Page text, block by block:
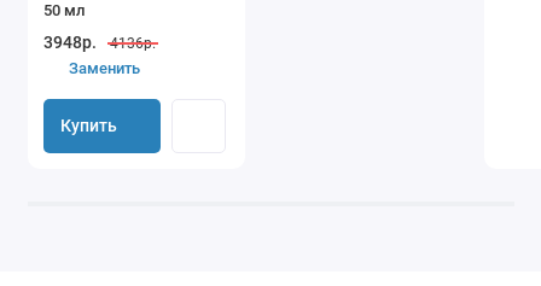
50 мл
3948р. 4136р.
Заменить
Купить